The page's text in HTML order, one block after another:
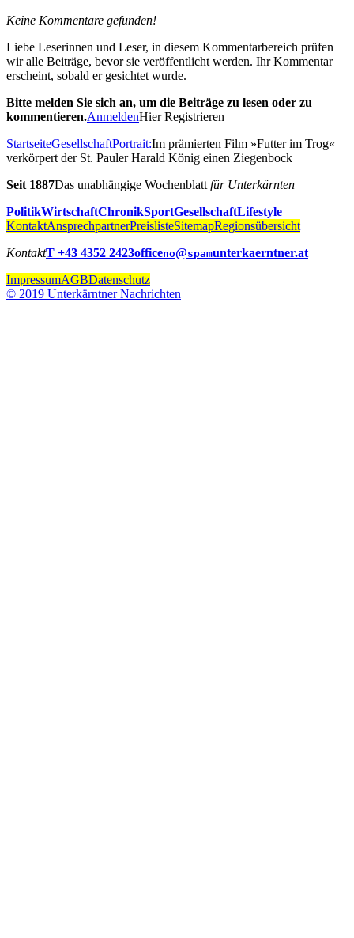
Keine Kommentare gefunden!
Liebe Leserinnen und Leser, in diesem Kommentarbereich prüfen
wir alle Beiträge, bevor sie veröffentlicht werden. Ihr Kommentar
erscheint, sobald er gesichtet wurde.
Bitte melden Sie sich an, um die Beiträge zu lesen oder zu
kommentieren.AnmeldenHier Registrieren
StartseiteGesellschaftPortrait:Im prämierten Film »Futter im Trog«
verkörpert der St. Pauler Harald König einen Ziegenbock
Seit 1887Das unabhängige Wochenblatt für Unterkärnten
PolitikWirtschaftChronikSportGesellschaftLifestyle
KontaktAnsprechpartnerPreislisteSitemapRegionsübersicht
KontaktT +43 4352 2423officeno@spamunterkaerntner.at
ImpressumAGBDatenschutz
© 2019 Unterkärntner Nachrichten